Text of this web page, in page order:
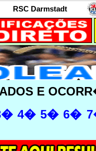
RSC Darmstadt
E
4� 5� 6�